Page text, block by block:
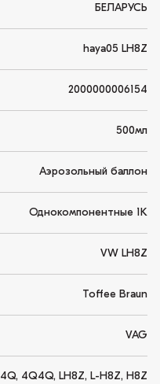
БЕЛАРУСЬ
haya05 LH8Z
2000000006154
500мл
Аэрозольный баллон
Однокомпонентные 1K
VW LH8Z
Toffee Braun
VAG
4Q, 4Q4Q, LH8Z, L-H8Z, H8Z